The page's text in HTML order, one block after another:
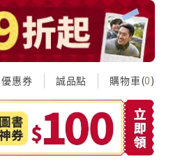
優惠券 誠品點 購物車(0)